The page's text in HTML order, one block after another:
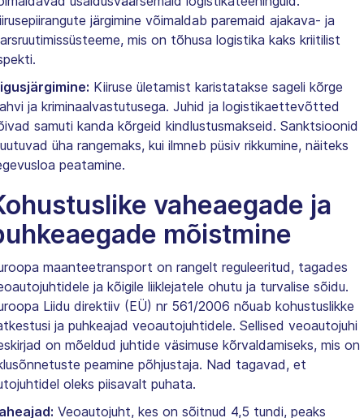
järgimine võimaldab paremaid ajakava- ja
mis on tõhusa logistika kaks kriitilist
Kiiruse ületamist karistatakse sageli kõrge
ja kriminaalvastutusega. Juhid ja logistikaettevõtted
samuti kanda kõrgeid kindlustusmakseid. Sanktsioonid
üha rangemaks, kui ilmneb püsiv rikkumine, näiteks
peatamine.
vaheaegade ja
mõistmine
maanteetransport on rangelt reguleeritud, tagades
ja kõigile liiklejatele ohutu ja turvalise sõidu.
Liidu direktiiv (EÜ) nr 561/2006 nõuab kohustuslikke
ja puhkeajad veoautojuhtidele. Sellised veoautojuhi
on mõeldud juhtide väsimuse kõrvaldamiseks, mis on
peamine põhjustaja. Nad tagavad, et
oleks piisavalt puhata.
Veoautojuht, kes on sõitnud 4,5 tundi, peaks